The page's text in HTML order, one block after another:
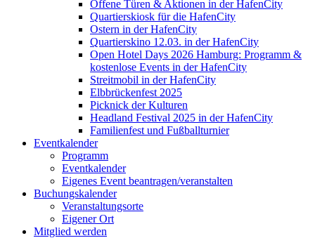
Offene Türen & Aktionen in der HafenCity
Quartierskiosk für die HafenCity
Ostern in der HafenCity
Quartierskino 12.03. in der HafenCity
Open Hotel Days 2026 Hamburg: Programm &
kostenlose Events in der HafenCity
Streitmobil in der HafenCity
Elbbrückenfest 2025
Picknick der Kulturen
Headland Festival 2025 in der HafenCity
Familienfest und Fußballturnier
Eventkalender
Programm
Eventkalender
Eigenes Event beantragen/veranstalten
Buchungskalender
Veranstaltungsorte
Eigener Ort
Mitglied werden